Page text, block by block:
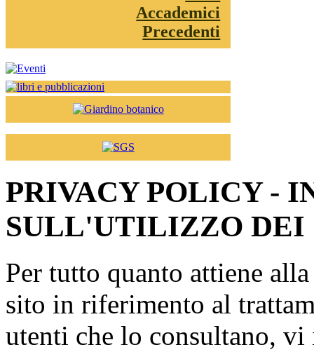
Accademici
Precedenti
PRIVACY POLICY -
SULL'UTILIZZO DEI
Per tutto quanto attiene
sito in riferimento al
utenti che lo consultano,